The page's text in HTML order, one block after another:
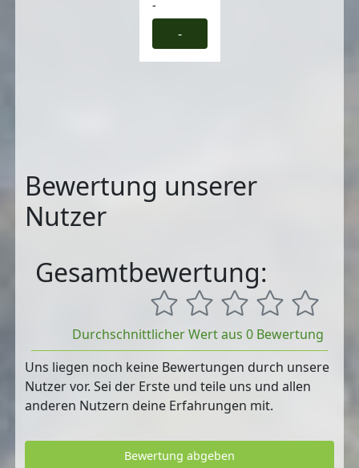
-
-
Bewertung unserer
Nutzer
Gesamtbewertung:
Durchschnittlicher Wert aus 0 Bewertung
Uns liegen noch keine Bewertungen durch unsere
Nutzer vor. Sei der Erste und teile uns und allen
anderen Nutzern deine Erfahrungen mit.
Bewertung abgeben